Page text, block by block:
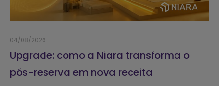
04/08/2026
Upgrade: como a Niara transforma o
pós-reserva em nova receita